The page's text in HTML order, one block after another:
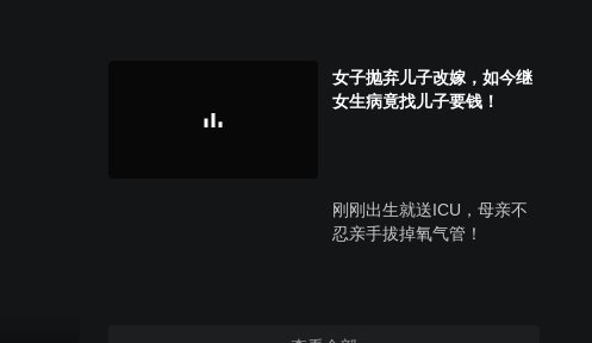
女子抛弃儿子改嫁，如今继
女生病竟找儿子要钱！
刚刚出生就送ICU，母亲不
忍亲手拔掉氧气管！